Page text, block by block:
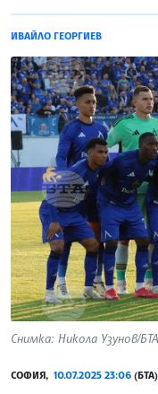
ИВАЙЛО ГЕОРГИЕВ
Снимка: Никола Узунов/
СОФИЯ, 10.07.2025 23:06 (БТА)